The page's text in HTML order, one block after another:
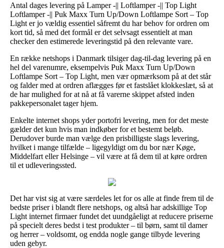
Antal dages levering på Lamper -|| Loftlamper -|| Top Light
Loftlamper -|| Puk Maxx Turn Up/Down Loftlampe Sort – Top
Light er jo vældig essentiel såfremt du har behov for ordren om
kort tid, så med det formål er det selvsagt essentielt at man
checker den estimerede leveringstid på den relevante vare.
En række netshops i Danmark tilsiger dag-til-dag levering på en
hel del varenumre, eksempelvis Puk Maxx Turn Up/Down
Loftlampe Sort – Top Light, men vær opmærksom på at det står
og falder med at ordren aflægges før et fastslået klokkeslæt, så at
de har mulighed for at nå at få varerne skippet afsted inden
pakkepersonalet tager hjem.
Enkelte internet shops yder portofri levering, men for det meste
gælder det kun hvis man indkøber for et bestemt beløb.
Derudover burde man vælge den prisbilligste slags levering,
hvilket i mange tilfælde – ligegyldigt om du bor nær Køge,
Middelfart eller Helsinge – vil være at få dem til at køre ordren
til et udleveringssted.
Det har vist sig at være særdeles let for os alle at finde frem til de
bedste priser i blandt flere netshops, og altså har adskillige Top
Light internet firmaer fundet det uundgåeligt at reducere priserne
på specielt deres bedst i test produkter – til børn, samt til damer
og herrer – voldsomt, og endda nogle gange tilbyde levering
uden gebyr.